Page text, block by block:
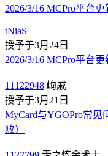
2026/3/16 MCPro平台
tNiaS
授予于3月24日
2026/3/16 MCPro平台
11122948 峋戚
授予于3月21日
MyCard与YGOPro常
败）